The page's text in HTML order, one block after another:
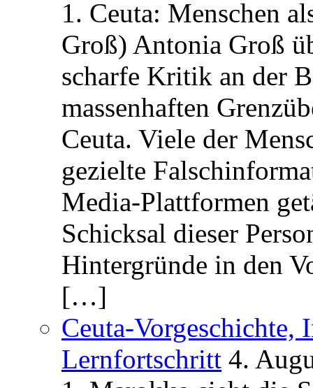
1. Ceuta: Menschen
Groß) Antonia Groß
scharfe Kritik an der
massenhaften
Ceuta. Viele der
gezielte
Media-Plattformen
Schicksal dieser
Hintergründe in den
[…]
Ceuta-Vorgeschichte,
Lernfortschritt 4.